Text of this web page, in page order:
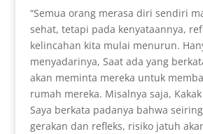
“Semua orang merasa diri sendiri
sehat, tetapi pada kenyataannya,
kelincahan kita mulai menurun.
menyadarinya, Saat ada yang
akan meminta mereka untuk
rumah mereka. Misalnya saja, Kakak
Saya berkata padanya bahwa
gerakan dan refleks, risiko jatuh